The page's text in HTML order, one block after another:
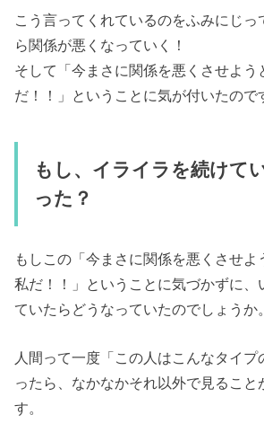
こう言ってくれているのをふみにじっ
ら関係が悪くなっていく！
そして「今まさに関係を悪くさせよう
だ！！」ということに気が付いたので
もし、イライラを続けて
った？
もしこの「今まさに関係を悪くさせよ
私だ！！」ということに気づかずに、
ていたらどうなっていたのでしょうか。
人間って一度「この人はこんなタイプ
ったら、なかなかそれ以外で見ること
す。